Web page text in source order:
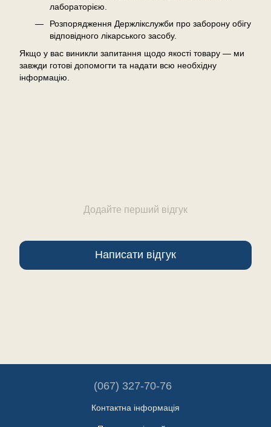
лабораторією.
Розпорядження Держлікслужби про заборону обігу
відповідного лікарського засобу.
Якщо у вас виникли запитання щодо якості товару — ми
завжди готові допомогти та надати всю необхідну
інформацію.
Додайте перший відгук
Написати відгук
(067) 327-70-76
Контактна інформація